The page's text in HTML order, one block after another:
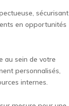
sécurisant
en opportunités
au sein de votre
personnalisés,
internes.